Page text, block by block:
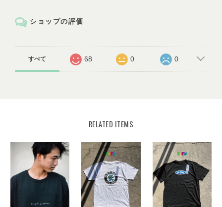
ショップの評価
すべて 68 0 0
RELATED ITEMS